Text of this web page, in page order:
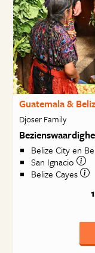
Guatemala &
Djoser Family
Belize City en
San Ignacio
Belize Cayes